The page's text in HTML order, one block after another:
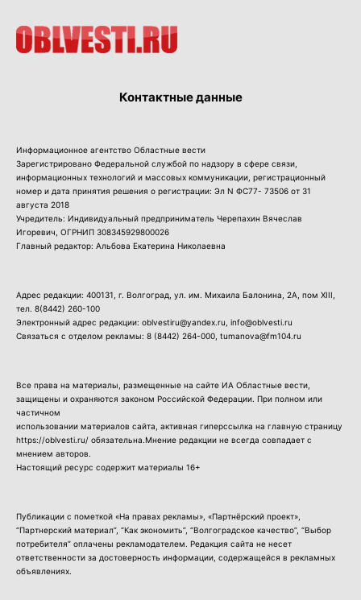
Контактные данные
Информационное агентство Областные вести
Зарегистрировано Федеральной службой по надзору в сфере связи,
информационных технологий и массовых коммуникации, регистрационный
номер и дата принятия решения о регистрации: Эл N ФС77- 73506 от 31
августа 2018
Учредитель: Индивидуальный предприниматель Черепахин Вячеслав
Игоревич, ОГРНИП 308345929800026
Главный редактор: Альбова Екатерина Николаевна
Адрес редакции: 400131, г. Волгоград, ул. им. Михаила Балонина, 2А, пом XIII,
тел. 8(8442) 260-100
Электронный адрес редакции: oblvestiru@yandex.ru, info@oblvesti.ru
Связаться с отделом рекламы: 8 (8442) 264-000 , tumanova@fm104.ru
Все права на материалы, размещенные на сайте ИА Областные вести,
защищены и охраняются законом Российской Федерации. При полном или
частичном
использовании материалов сайта, активная гиперссылка на главную страницу
https://oblvesti.ru/ обязательна.Мнение редакции не всегда совпадает с
мнением авторов.
Настоящий ресурс содержит материалы 16+
Публикации с пометкой «На правах рекламы», «Партнёрский проект»,
“Партнерский материал”, “Как экономить”, “Волгоградское качество”, “Выбор
потребителя” оплачены рекламодателем. Редакция сайта не несет
ответственности за достоверность информации, содержащейся в рекламных
объявлениях.